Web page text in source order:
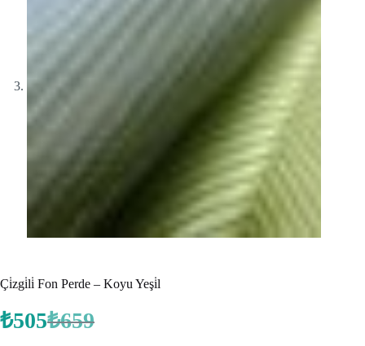
Çi̇zgi̇li̇ Fon Perde – Koyu Yeşi̇l
₺659
Orijinal
₺505Şu